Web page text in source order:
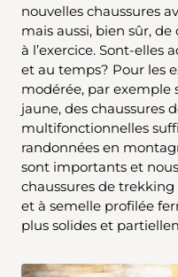
nouvelles chaussures
mais aussi, bien sûr,
à l’exercice. Sont-elles
et au temps? Pour les
modérée, par exemple
jaune, des chaussures
multifonctionnelles
randonnées en
sont importants et
chaussures de
et à semelle profilée
plus solides et